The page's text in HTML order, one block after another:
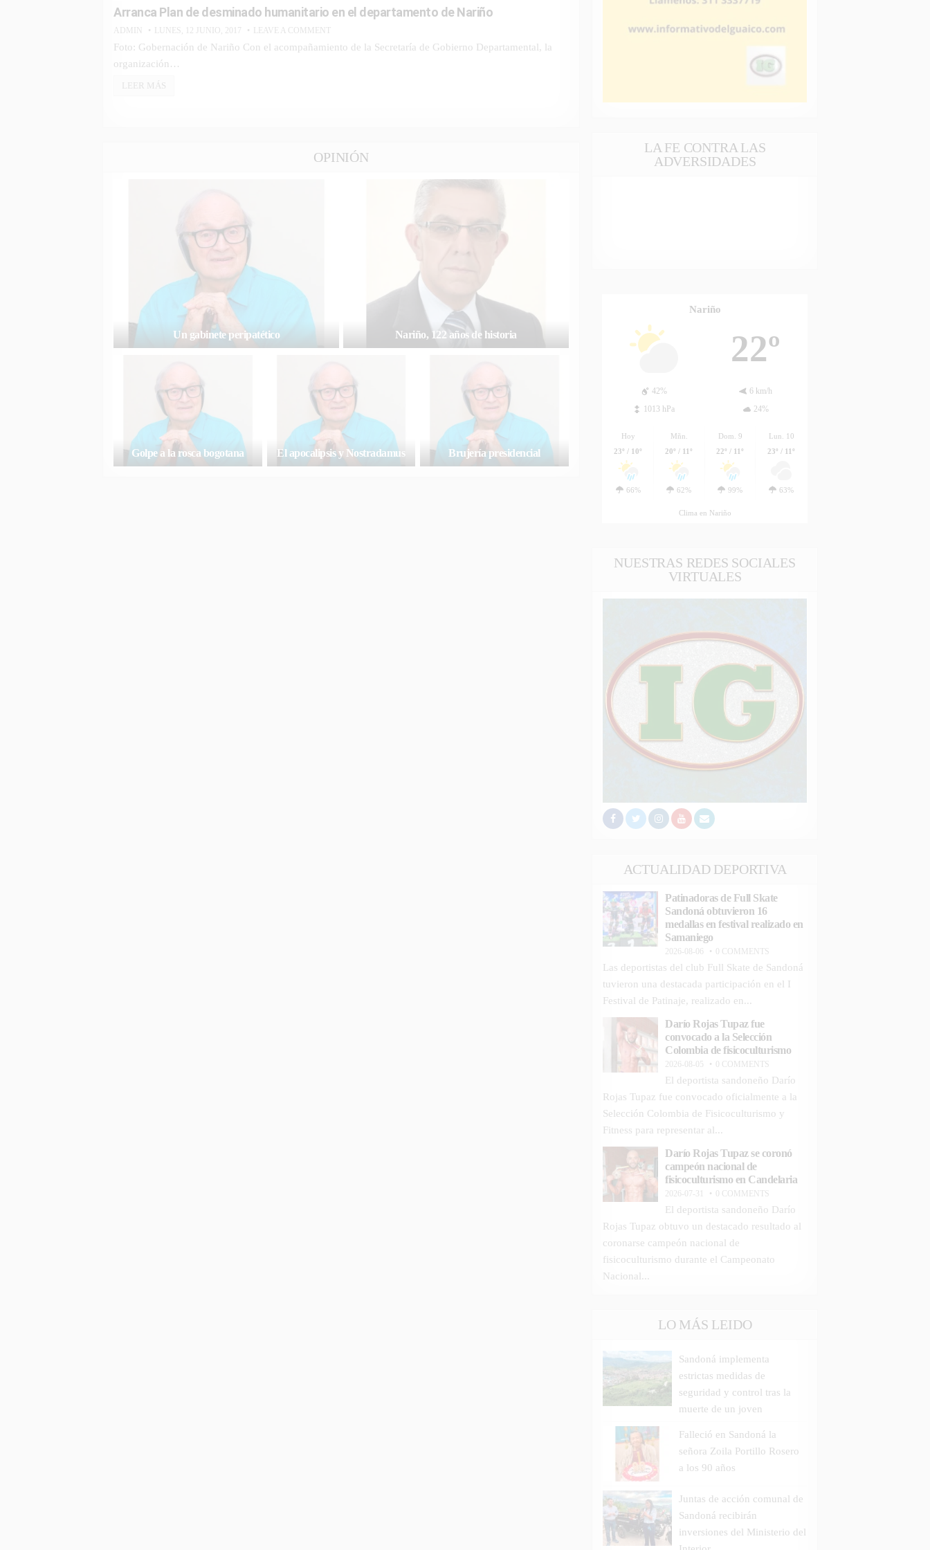
in
Arranca Plan de desminado humanitario en el departamento de Nariño
ADMIN LUNES, 12 JUNIO, 2017 LEAVE A COMMENT
Foto: Gobernación de Nariño Con el acompañamiento de la Secretaría de Gobierno Departamental, la
organización…
LEER MÁS
OPINIÓN
Un gabinete peripatético Nariño, 122 años de historia
Golpe a la rosca bogotana El apocalipsis y Nostradamus Brujería presidencial
LA FE CONTRA LAS
ADVERSIDADES
Nariño
22º
42%
6 km/h
1013 hPa
24%
Hoy
23º / 10º
66%
Mñn.
20º / 11º
62%
Dom. 9
22º / 11º
99%
Lun. 10
23º / 11º
63%
Clima en Nariño
NUESTRAS REDES SOCIALES
VIRTUALES
ACTUALIDAD DEPORTIVA
Patinadoras de Full Skate
Sandoná obtuvieron 16
medallas en festival realizado en
Samaniego
2026-08-06 0 COMMENTS
Las deportistas del club Full Skate de Sandoná
tuvieron una destacada participación en el I
Festival de Patinaje, realizado en...
Darío Rojas Tupaz fue
convocado a la Selección
Colombia de fisicoculturismo
2026-08-05 0 COMMENTS
El deportista sandoneño Darío
Rojas Tupaz fue convocado oficialmente a la
Selección Colombia de Fisicoculturismo y
Fitness para representar al...
Darío Rojas Tupaz se coronó
campeón nacional de
fisicoculturismo en Candelaria
2026-07-31 0 COMMENTS
El deportista sandoneño Darío
Rojas Tupaz obtuvo un destacado resultado al
coronarse campeón nacional de
fisicoculturismo durante el Campeonato
Nacional...
LO MÁS LEIDO
Sandoná implementa
estrictas medidas de
seguridad y control tras la
muerte de un joven
Falleció en Sandoná la
señora Zoila Portillo Rosero
a los 90 años
Juntas de acción comunal de
Sandoná recibirán
inversiones del Ministerio del